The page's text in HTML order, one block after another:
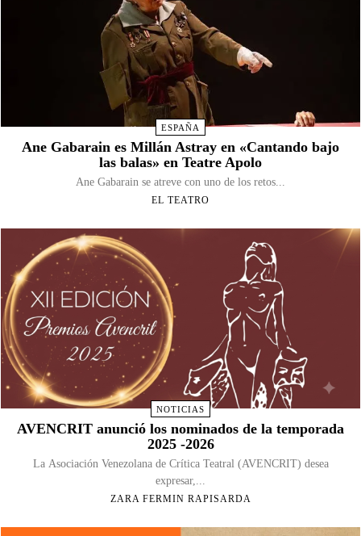
ESPAÑA
Ane Gabarain es Millán Astray en «Cantando bajo
las balas» en Teatre Apolo
Ane Gabarain se atreve con uno de los retos...
EL TEATRO
NOTICIAS
AVENCRIT anunció los nominados de la temporada
2025 -2026
La Asociación Venezolana de Crítica Teatral (AVENCRIT) desea
expresar,...
ZARA FERMIN RAPISARDA